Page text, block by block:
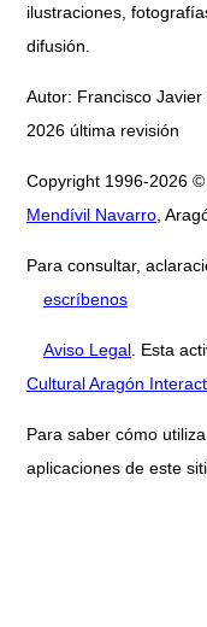
ilustraciones,
difusión.
Autor: Francisco
2026 última revisión
Copyright 1996-2026
Mendívil Navarro ,
Para consultar,
escríbenos
Aviso Legal . Esta
Cultural Aragón
Para saber cómo
aplicaciones de este